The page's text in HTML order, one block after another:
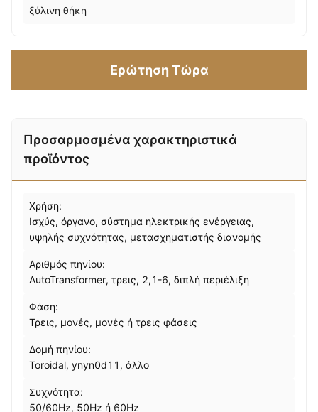
ξύλινη θήκη
Ερώτηση Τώρα
Προσαρμοσμένα χαρακτηριστικά
προϊόντος
Χρήση:
Ισχύς, όργανο, σύστημα ηλεκτρικής ενέργειας,
υψηλής συχνότητας, μετασχηματιστής διανομής
Αριθμός πηνίου:
AutoTransformer, τρεις, 2,1-6, διπλή περιέλιξη
Φάση:
Τρεις, μονές, μονές ή τρεις φάσεις
Δομή πηνίου:
Toroidal, ynyn0d11, άλλο
Συχνότητα:
50/60Hz, 50Hz ή 60Hz